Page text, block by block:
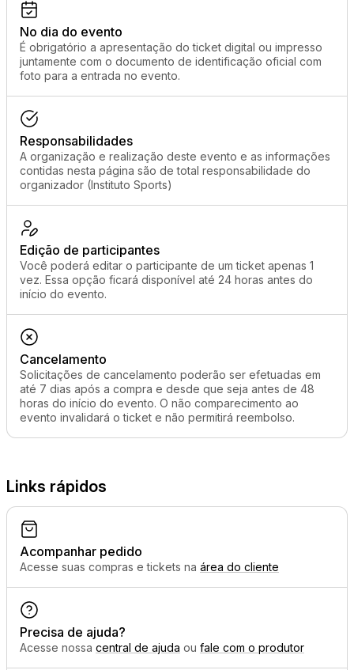
No dia do evento
É obrigatório a apresentação do ticket digital ou impresso
juntamente com o documento de identificação oficial com
foto para a entrada no evento.
Responsabilidades
A organização e realização deste evento e as informações
contidas nesta página são de total responsabilidade do
organizador (Instituto Sports)
Edição de participantes
Você poderá editar o participante de um ticket apenas 1
vez. Essa opção ficará disponível até 24 horas antes do
início do evento.
Cancelamento
Solicitações de cancelamento poderão ser efetuadas em
até 7 dias após a compra e desde que seja antes de 48
horas do início do evento. O não comparecimento ao
evento invalidará o ticket e não permitirá reembolso.
Links rápidos
Acompanhar pedido
Acesse suas compras e tickets na área do cliente
Precisa de ajuda?
Acesse nossa central de ajuda ou fale com o produtor